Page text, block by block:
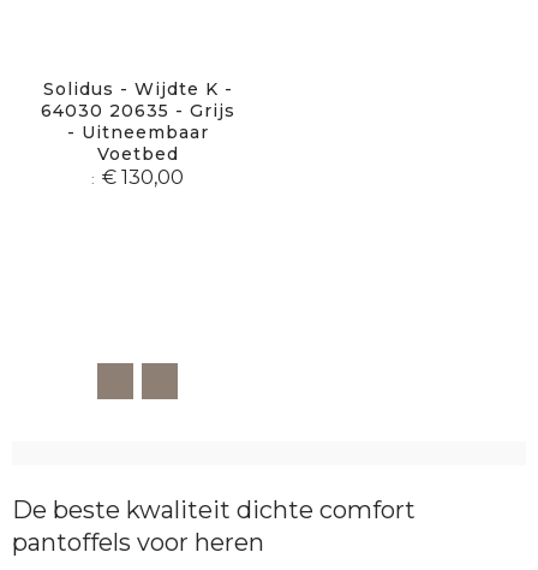
Solidus - Wijdte K -
64030 20635 - Grijs
- Uitneembaar
Voetbed
€ 130,00
De beste kwaliteit dichte comfort
pantoffels voor heren